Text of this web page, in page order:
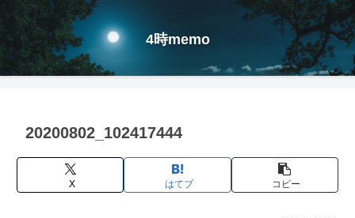
4時memo
20200802_102417444
X はてブ コピー